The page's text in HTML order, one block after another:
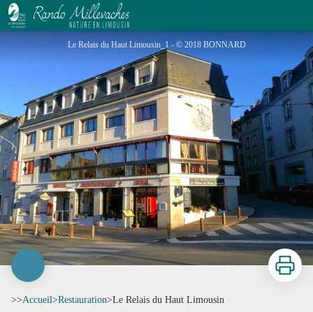
Le Relais du Haut Limousin
Le Relais du Haut Limousin_1 - © 2018 BONNARD
Imprimer
>>Accueil>Restauration>Le Relais du Haut Limousin